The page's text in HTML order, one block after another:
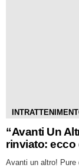
“Avanti Un
rinviato:
Avanti un altro! Pure